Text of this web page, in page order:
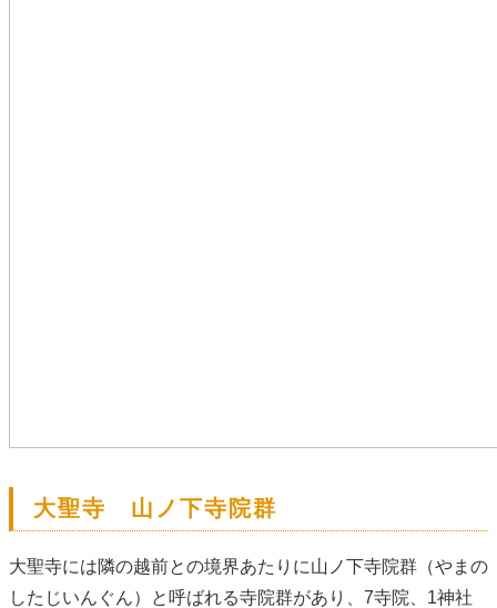
大聖寺 山ノ下寺院群
大聖寺には隣の越前との境界あたりに山ノ下寺院群（やまの
したじいんぐん）と呼ばれる寺院群があり、7寺院、1神社